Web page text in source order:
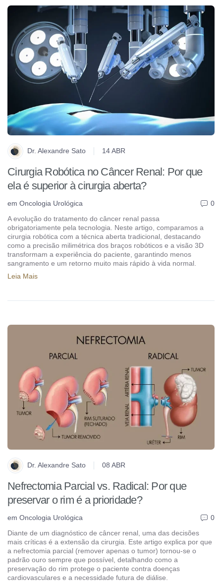
Dr. Alexandre Sato 14 ABR
Cirurgia Robótica no Câncer Renal: Por que
ela é superior à cirurgia aberta?
em Oncologia Urológica
0
A evolução do tratamento do câncer renal passa
obrigatoriamente pela tecnologia. Neste artigo, comparamos a
cirurgia robótica com a técnica aberta tradicional, destacando
como a precisão milimétrica dos braços robóticos e a visão 3D
transformam a experiência do paciente, garantindo menos
sangramento e um retorno muito mais rápido à vida normal.
Leia Mais
Dr. Alexandre Sato 08 ABR
Nefrectomia Parcial vs. Radical: Por que
preservar o rim é a prioridade?
em Oncologia Urológica
0
Diante de um diagnóstico de câncer renal, uma das decisões
mais críticas é a extensão da cirurgia. Este artigo explica por que
a nefrectomia parcial (remover apenas o tumor) tornou-se o
padrão ouro sempre que possível, detalhando como a
preservação do rim protege o paciente contra doenças
cardiovasculares e a necessidade futura de diálise.